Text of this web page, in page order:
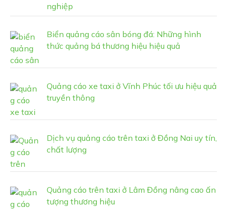
nghiệp
Biển quảng cáo sân bóng đá: Những hình
thức quảng bá thương hiệu hiệu quả
Quảng cáo xe taxi ở Vĩnh Phúc tối ưu hiệu quả
truyền thông
Dịch vụ quảng cáo trên taxi ở Đồng Nai uy tín,
chất lượng
Quảng cáo trên taxi ở Lâm Đồng nâng cao ấn
tượng thương hiệu